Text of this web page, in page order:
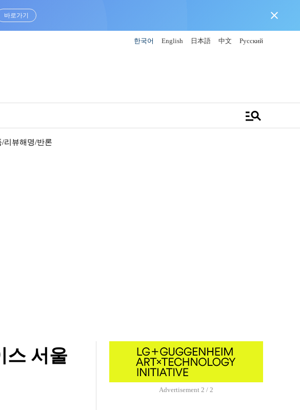
바로가기 close
한국어 English 日本語 中文 Русский
manage_search
/리뷰해명/반론
스 서울
Advertisement 1 / 2